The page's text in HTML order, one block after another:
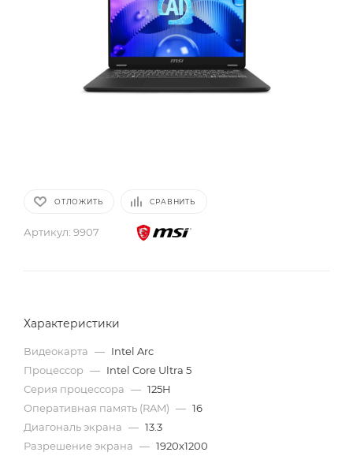
ОТЛОЖИТЬ СРАВНИТЬ
Артикул: 9907
Характеристики
Видеокарта — Intel Arc
Процессор — Intel Core Ultra 5
Серия процессора — 125H
Оперативная память (RAM) — 16
Диагональ экрана — 13.3
Разрешение экрана — 1920x1200